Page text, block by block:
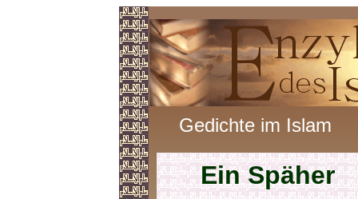
Gedichte im Islam
Ein Späher